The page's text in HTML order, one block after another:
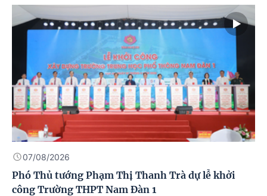
07/08/2026
Phó Thủ tướng Phạm Thị Thanh Trà dự lễ khởi
công Trường THPT Nam Đàn 1